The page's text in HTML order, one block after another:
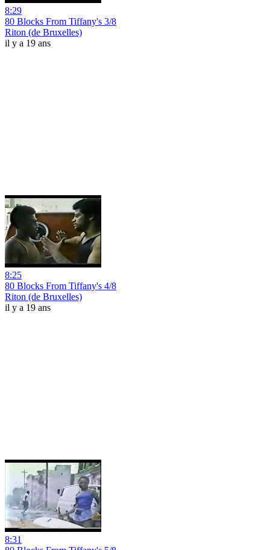
8:29
80 Blocks From Tiffany's 3/8
Riton (de Bruxelles)
il y a 19 ans
8:25
80 Blocks From Tiffany's 4/8
Riton (de Bruxelles)
il y a 19 ans
8:31